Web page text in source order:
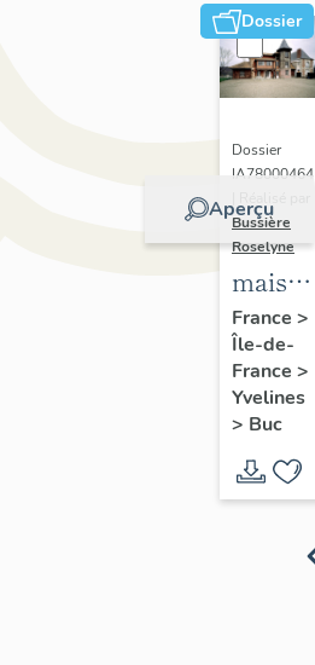
Dossier
Aperçu
Dossier
IA78000464
Bussière
Roselyne
maison
dite le
Parc
France >
Île-de-
France >
Yvelines
> Buc